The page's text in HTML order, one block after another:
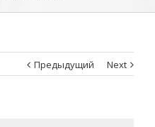
Предыдущий Next